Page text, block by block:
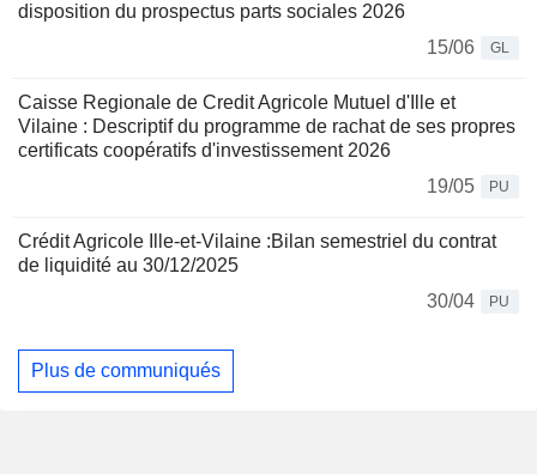
disposition du prospectus parts sociales 2026
15/06
GL
Caisse Regionale de Credit Agricole Mutuel d'Ille et
Vilaine : Descriptif du programme de rachat de ses propres
certificats coopératifs d'investissement 2026
19/05
PU
Crédit Agricole Ille-et-Vilaine :Bilan semestriel du contrat
de liquidité au 30/12/2025
30/04
PU
Plus de communiqués